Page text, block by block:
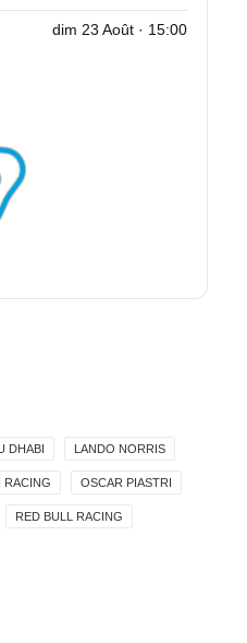
dim 23 Août · 15:00
DHABI LANDO NORRIS
RACING OSCAR PIASTRI
RED BULL RACING